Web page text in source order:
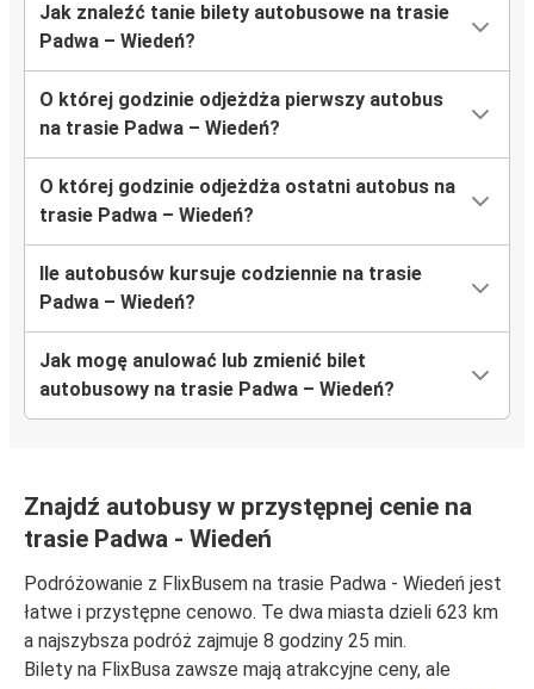
Jak znaleźć tanie bilety autobusowe na trasie
Padwa – Wiedeń?
O której godzinie odjeżdża pierwszy autobus
na trasie Padwa – Wiedeń?
O której godzinie odjeżdża ostatni autobus na
trasie Padwa – Wiedeń?
Ile autobusów kursuje codziennie na trasie
Padwa – Wiedeń?
Jak mogę anulować lub zmienić bilet
autobusowy na trasie Padwa – Wiedeń?
Znajdź autobusy w przystępnej cenie na
trasie Padwa - Wiedeń
Podróżowanie z FlixBusem na trasie Padwa - Wiedeń jest
łatwe i przystępne cenowo. Te dwa miasta dzieli 623 km
a najszybsza podróż zajmuje 8 godziny 25 min.
Bilety na FlixBusa zawsze mają atrakcyjne ceny, ale